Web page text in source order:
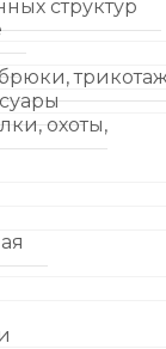
структур
охоты,